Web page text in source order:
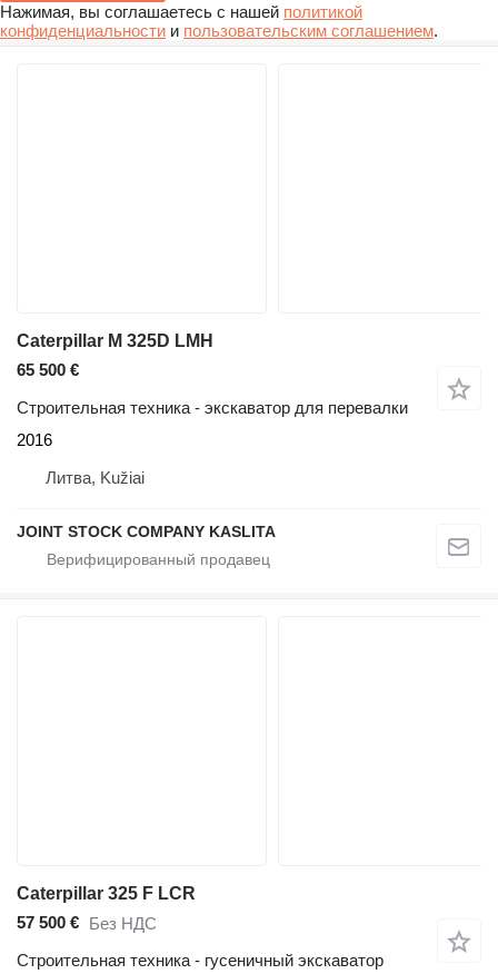
Нажимая, вы соглашаетесь с нашей политикой
конфиденциальности и пользовательским соглашением.
Caterpillar M 325D LMH
65 500 €
Строительная техника - экскаватор для перевалки
2016
Литва, Kužiai
JOINT STOCK COMPANY KASLITA
Caterpillar 325 F LCR
57 500 € Без НДС
Строительная техника - гусеничный экскаватор